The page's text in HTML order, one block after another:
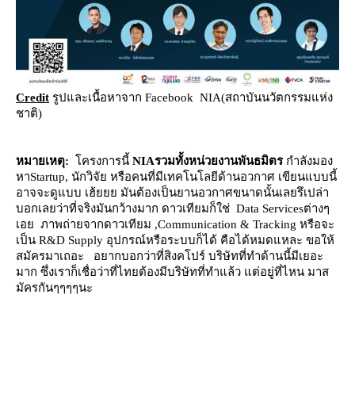
Credit รูปและเนื้อหาจาก Facebook NIA(สถาบันนวัตกรรมแห่ง
ชาติ)
หมายเหตุ: ครงการนี้ NIAรวมทั้งหน่วยงานพันธมิตรกำลังมอง
หาStartup, นักวิจัย หรือคนที่มีเทคโนโลยีด้านอวกาศ เขียนแบบนี้
อาจจะดูแบบ เฮ้ยยย มันต้องเป็นยานอวกาศขนาดนั้นเลยรึเปล่า
บอกเลยว่าที่จริงมันกว้างมาก ดาวเทียมก็ใช่ Data Servicesต่างๆ
เอย ภาพถ่ายจากดาวเทียม ,Communication & Tracking หรือจะ
เป็น R&D Supply อุปกรณ์หรือระบบก็ได้ คือได้หมดแหละ ขอให้
สมัครมาเถอะ อยากบอกว่าที่สิงคโปร์ บริษัทที่ทำด้านนี้มีเยอะ
มาก ซึ่งเราก็เชื่อว่าที่ไทยต้องมีบริษัทที่ทำแล้ว แต่อยู่ที่ไหน มาส
มัครกันๆๆๆๆนะ